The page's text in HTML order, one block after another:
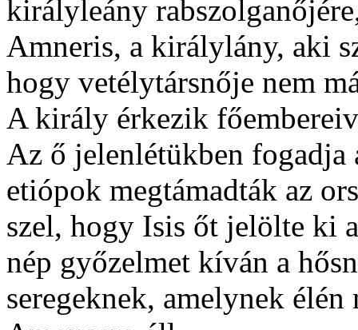
királyleány
Amneris, a királylány, aki
hogy vetélytársnője nem
A király érkezik
Az ő jelenlétükben
etiópok megtámadták az
szel, hogy Isis őt jelölte ki
nép győzelmet kíván a
seregeknek, amelynek